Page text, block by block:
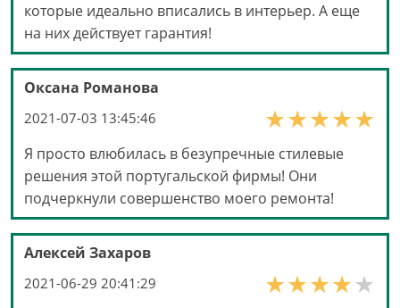
которые идеально вписались в интерьер. А еще
на них действует гарантия!
Оксана Романова
2021-07-03 13:45:46
Я просто влюбилась в безупречные стилевые
решения этой португальской фирмы! Они
подчеркнули совершенство моего ремонта!
Алексей Захаров
2021-06-29 20:41:29